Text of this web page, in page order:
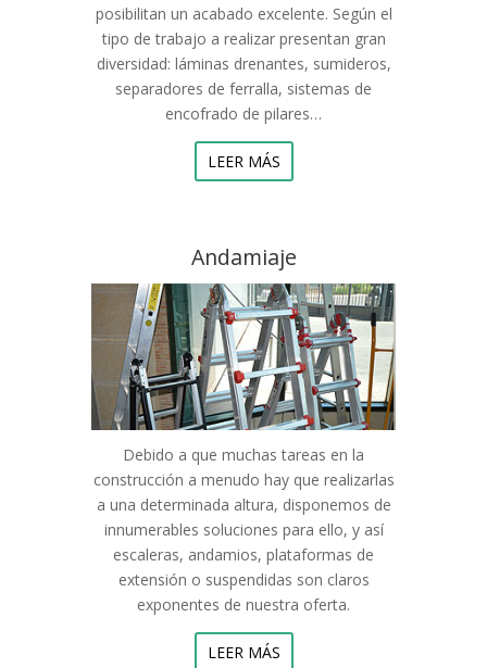
posibilitan un acabado excelente. Según el
tipo de trabajo a realizar presentan gran
diversidad: láminas drenantes, sumideros,
separadores de ferralla, sistemas de
encofrado de pilares…
LEER MÁS
Andamiaje
Debido a que muchas tareas en la
construcción a menudo hay que realizarlas
a una determinada altura, disponemos de
innumerables soluciones para ello, y así
escaleras, andamios, plataformas de
extensión o suspendidas son claros
exponentes de nuestra oferta.
LEER MÁS